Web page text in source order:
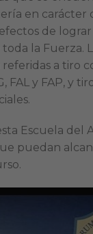
en carácter
de
la Fuerza.
a tiro
FAL y FAP, y
Escuela del
puedan